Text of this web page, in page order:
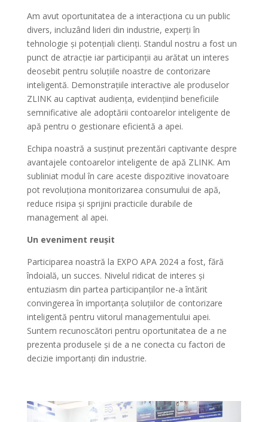
Am avut oportunitatea de a interacționa cu un public
divers, incluzând lideri din industrie, experți în
tehnologie și potențiali clienți. Standul nostru a fost un
punct de atracție iar participanții au arătat un interes
deosebit pentru soluțiile noastre de contorizare
inteligentă. Demonstrațiile interactive ale produselor
ZLINK au captivat audiența, evidențiind beneficiile
semnificative ale adoptării contoarelor inteligente de
apă pentru o gestionare eficientă a apei.
Echipa noastră a susținut prezentări captivante despre
avantajele contoarelor inteligente de apă ZLINK. Am
subliniat modul în care aceste dispozitive inovatoare
pot revoluționa monitorizarea consumului de apă,
reduce risipa și sprijini practicile durabile de
management al apei.
Un eveniment reușit
Participarea noastră la EXPO APA 2024 a fost, fără
îndoială, un succes. Nivelul ridicat de interes și
entuziasm din partea participanților ne-a întărit
convingerea în importanța soluțiilor de contorizare
inteligentă pentru viitorul managementului apei.
Suntem recunoscători pentru oportunitatea de a ne
prezenta produsele și de a ne conecta cu factori de
decizie importanți din industrie.